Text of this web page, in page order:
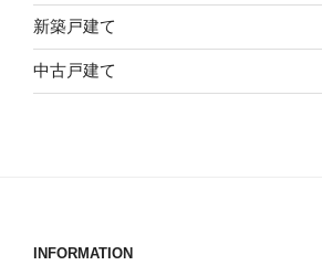
万
円”
の
新築戸建て
中古戸建て
INFORMATION